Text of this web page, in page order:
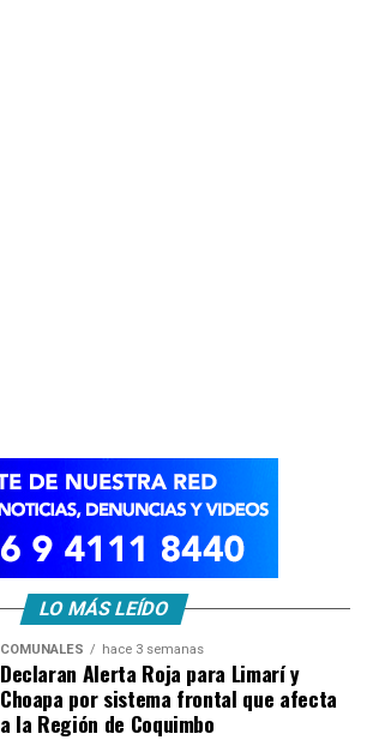
LO MÁS LEÍDO
COMUNALES hace 3 semanas
Declaran Alerta Roja para Limarí y
Choapa por sistema frontal que afecta
a la Región de Coquimbo